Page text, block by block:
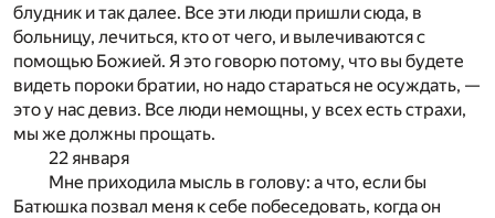
блудник и так далее. Все эти люди пришли сюда, в
больницу, лечиться, кто от чего, и вылечиваются с
помощью Божией. Я это говорю потому, что вы будете
видеть пороки братии, но надо стараться не осуждать, —
это у нас девиз. Все люди немощны, у всех есть страхи,
мы же должны прощать.
22 января
Мне приходила мысль в голову: а что, если бы
Батюшка позвал меня к себе побеседовать, когда он